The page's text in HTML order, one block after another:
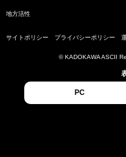
地方活性
サイトポリシー プライバシーポリシー
© KADOKAWA ASCII
PC